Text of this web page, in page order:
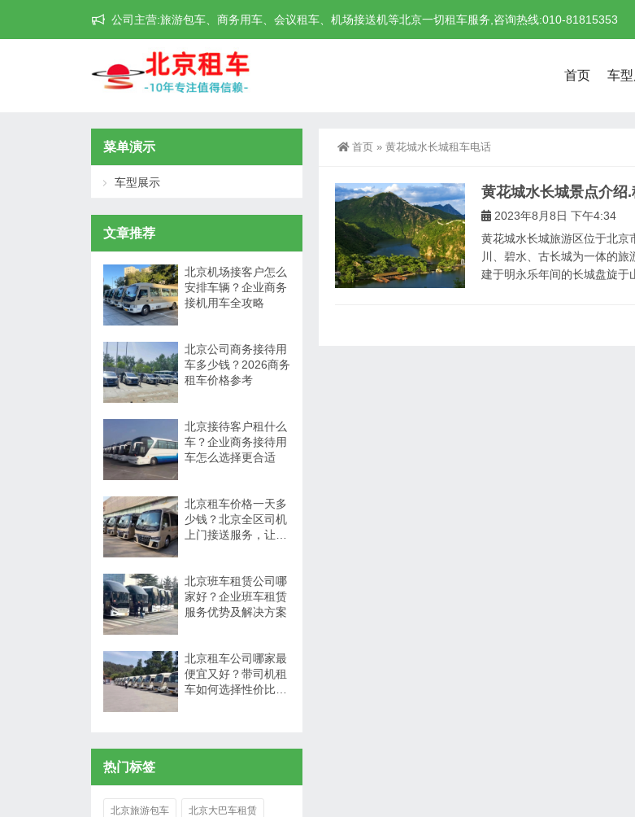
公司主营:旅游包车、商务用车、会议租车、机场接送机等北京一切租车服务,咨询热线:010-81815353
首页 车
首页 » 黄花城水长城租车电话
黄花城水长城景点介绍
2023年8月8日 下午4:34
黄花城水长城旅游区位于北京
川、碧水、古长城为一体的旅
建于明永乐年间的长城盘旋于
菜单演示
车型展示
文章推荐
北京机场接客户怎么
安排车辆？企业商务
接机用车全攻略
北京公司商务接待用
车多少钱？2026商务
租车价格参考
北京接待客户租什么
车？企业商务接待用
车怎么选择更合适
北京租车价格一天多
少钱？北京全区司机
上门接送服务，让出
北京班车租赁公司哪
家好？企业班车租赁
服务优势及解决方案
北京租车公司哪家最
便宜又好？带司机租
车如何选择性价比高
热门标签
北京旅游包车 北京大巴车租赁